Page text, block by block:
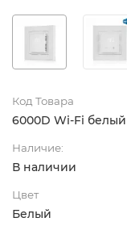
Код Товара
6000D Wi-Fi белый
Наличие:
В наличии
Цвет
Белый